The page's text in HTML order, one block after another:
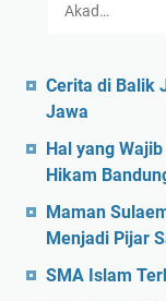
Akad…
Cerita di Balik
Jawa
Hal yang
Hikam
Maman
Menjadi Pijar
SMA Islam